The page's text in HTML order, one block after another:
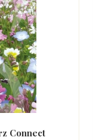
Connect